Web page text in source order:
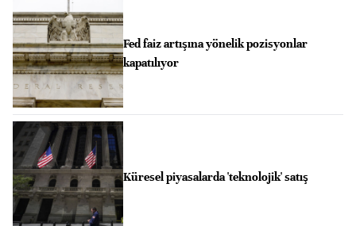
Fed faiz artışına yönelik pozisyonlar
kapatılıyor
Küresel piyasalarda 'teknolojik' satış